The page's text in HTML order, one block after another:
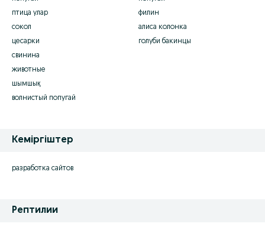
птица улар
сокол
цесарки
свинина
животные
шымшық
волнистый попугай
филин
алиса колонка
голуби бакинцы
Кеміргіштер
разработка сайтов
Рептилии